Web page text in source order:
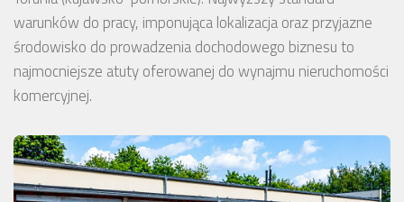
warunków do pracy, imponująca lokalizacja oraz przyjazne
środowisko do prowadzenia dochodowego biznesu to
najmocniejsze atuty oferowanej do wynajmu nieruchomości
komercyjnej.